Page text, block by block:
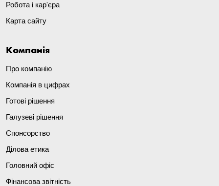
Робота і кар'єра
Карта сайту
Компанія
Про компанію
Компанія в цифрах
Готові рішення
Галузеві рішення
Спонсорство
Ділова етика
Головний офіс
Фінансова звітність